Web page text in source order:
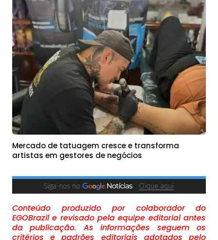
Mercado de tatuagem cresce e transforma
artistas em gestores de negócios
Conteúdo produzido por colaborador do
EGOBrazil e revisado pela equipe editorial antes
da publicação. As informações seguem os
critérios e padrões editoriais adotados pelo